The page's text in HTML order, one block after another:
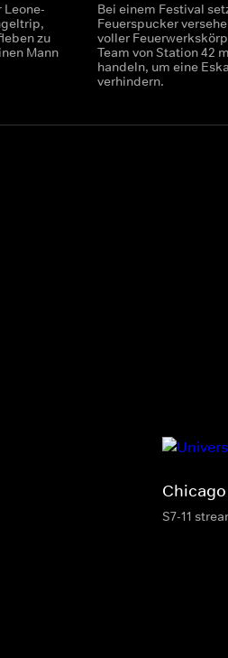
zu
Mann
Bei einem Festival
Feuerspucker
voller
Team von Station 42
handeln, um eine
verhindern.
S7-11